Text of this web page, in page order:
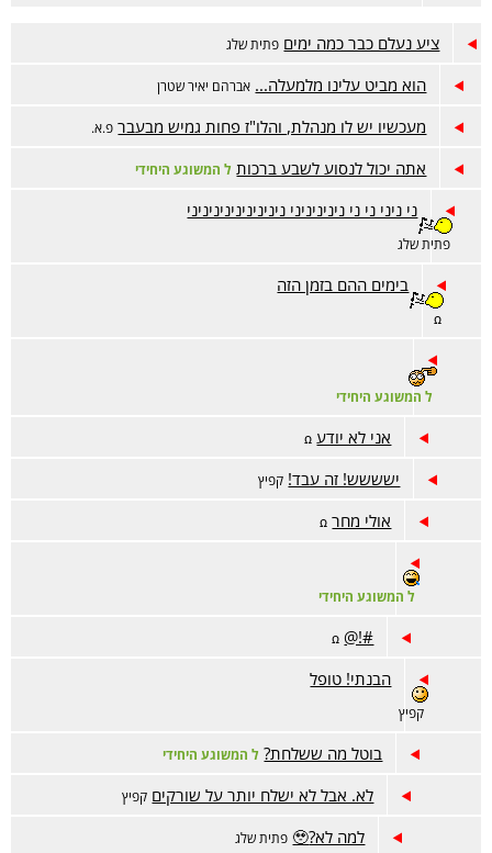
ציע נעלם כבר כמה ימים פתית שלג
הוא מביט עלינו מלמעלה... אברהם יאיר שטרן
מעכשיו יש לו מנהלת, והלו"ז פחות גמיש מבעבר פ.א.
אתה יכול לנסוע לשבע ברכות ל המשוגע היחידי
ני ניני ני ני ניניניניני ניניניניניניניניני
פתית שלג
בימים ההם בזמן הזה
ꭥ
ל המשוגע היחידי
אני לא יודע ꭥ
ישששש! זה עבד! קפיץ
אולי מחר ꭥ
ל המשוגע היחידי
#!@
ꭥ
הבנתי! טופל
קפיץ
בוטל מה ששלחת? ל המשוגע היחידי
לא. אבל לא ישלח יותר על שורקים קפיץ
למה לא?🥹 פתית שלג